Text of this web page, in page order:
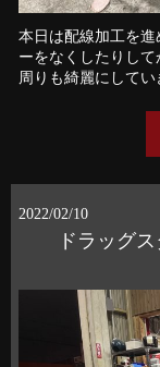
本日は配線加工を
ーをなくしたりし
周りも綺麗にして
2022/02/10
ドラッグ